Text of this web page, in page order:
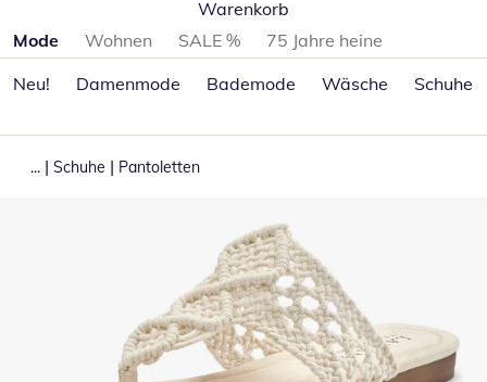
Warenkorb
Produktkategorien überspringen
Mode Wohnen SALE %
75 Jahre heine
Neu!
Damenmode Bademode Wäsche Schuhe
... | Schuhe | Pantoletten